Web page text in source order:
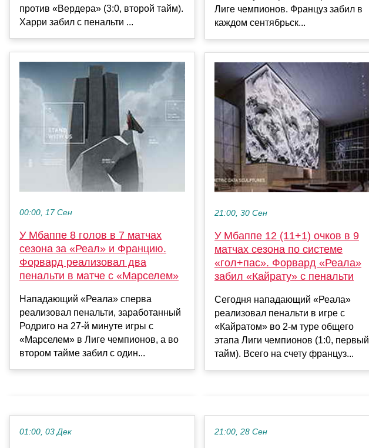
против «Вердера» (3:0, второй тайм).
Харри забил с пенальти ...
00:00, 17 Сен
У Мбаппе 8 голов в 7 матчах
сезона за «Реал» и Францию.
Форвард реализовал два
пенальти в матче с «Марселем»
Нападающий «Реала» сперва
реализовал пенальти, заработанный
Родриго на 27-й минуте игры с
«Марселем» в Лиге чемпионов, а во
втором тайме забил с один...
Лиге чемпионов. Француз забил в
каждом сентябрьск...
21:00, 30 Сен
У Мбаппе 12 (11+1) очков в 9
матчах сезона по системе
«гол+пас». Форвард «Реала»
забил «Кайрату» с пенальти
Сегодня нападающий «Реала»
реализовал пенальти в игре с
«Кайратом» во 2-м туре общего
этапа Лиги чемпионов (1:0, первый
тайм). Всего на счету француз...
01:00, 03 Дек 21:00, 28 Сен